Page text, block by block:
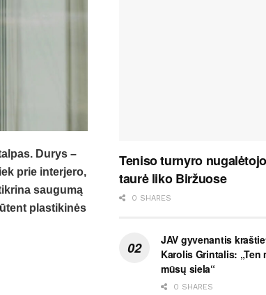
Durys –
prie interjero,
saugumą
plastikinės
Teniso turnyro
taurė liko Biržuose
0 SHARES
JAV gyvenantis
Karolis Grintalis: „Ten
mūsų siela“
0 SHARES